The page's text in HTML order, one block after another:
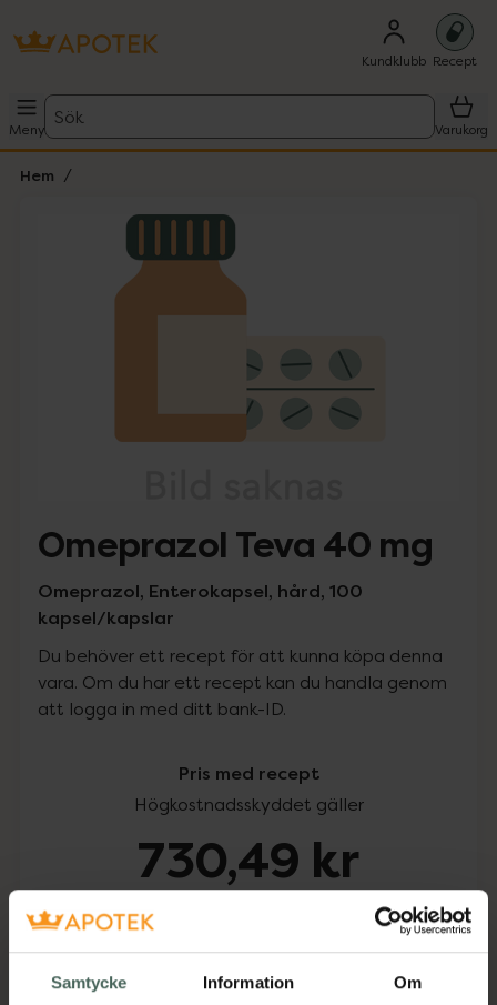
Samtycke Information Om
Kundklubb Recept
Meny
Sök
Varukorg
Hem
Lista: . Innehåller 1 objekt.
Omeprazol Teva 40 mg
Omeprazol, Enterokapsel, hård, 100
kapsel/kapslar
Du behöver ett recept för att kunna köpa denna
vara. Om du har ett recept kan du handla genom
att logga in med ditt bank-ID.
Pris med recept
Högkostnadsskyddet gäller
730,49 kr
Köp via ditt recept